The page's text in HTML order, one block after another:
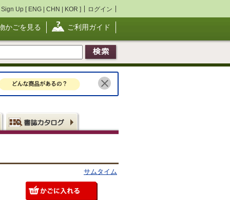
Sign Up [ ENG | CHN | KOR ] ログイン
かごを見る ご利用ガイド
サムタイム